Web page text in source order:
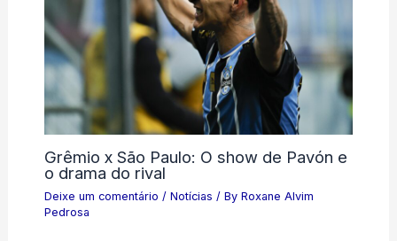
Grêmio x São Paulo: O show de Pavón e
o drama do rival
Deixe um comentário / Notícias / By Roxane Alvim
Pedrosa